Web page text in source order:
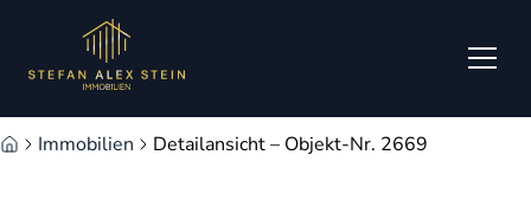
Zum Hauptinhalt springen
Zum Fuß springen
Immobilien Detailansicht – Objekt-Nr. 2669